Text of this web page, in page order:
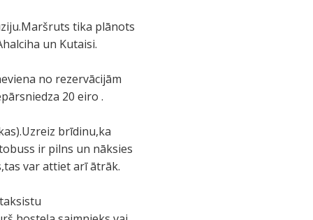
tika plānots
un Kutaisi.
no rezervācijām
20 eiro .
brīdinu,ka
ir pilns un nāksies
var attiet arī ātrāk.